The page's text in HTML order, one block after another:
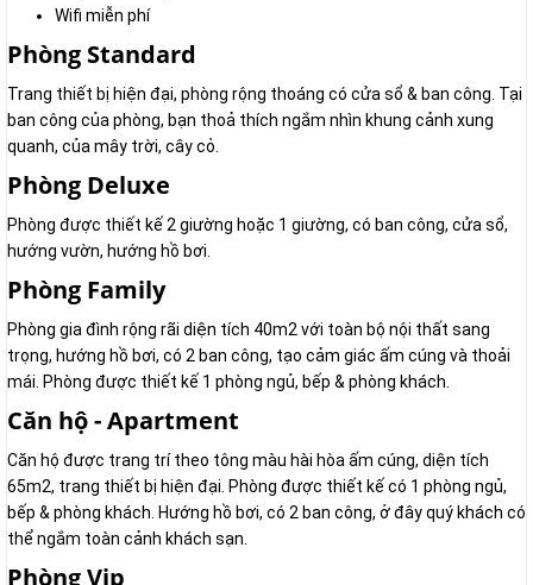
Wifi miễn phí
Phòng Standard
Trang thiết bị hiện đại, phòng rộng thoáng có cửa sổ & ban công. Tại
ban công của phòng, bạn thoả thích ngắm nhìn khung cảnh xung
quanh, của mây trời, cây cỏ.
Phòng Deluxe
Phòng được thiết kế 2 giường hoặc 1 giường, có ban công, cửa sổ,
hướng vườn, hướng hồ bơi.
Phòng Family
Phòng gia đình rộng rãi diện tích 40m2 với toàn bộ nội thất sang
trọng, hướng hồ bơi, có 2 ban công, tạo cảm giác ấm cúng và thoải
mái. Phòng được thiết kế 1 phòng ngủ, bếp & phòng khách.
Căn hộ - Apartment
Căn hộ được trang trí theo tông màu hài hòa ấm cúng, diện tích
65m2, trang thiết bị hiện đại. Phòng được thiết kế có 1 phòng ngủ,
bếp & phòng khách. Hướng hồ bơi, có 2 ban công, ở đây quý khách có
thể ngắm toàn cảnh khách sạn.
Phòng Vip